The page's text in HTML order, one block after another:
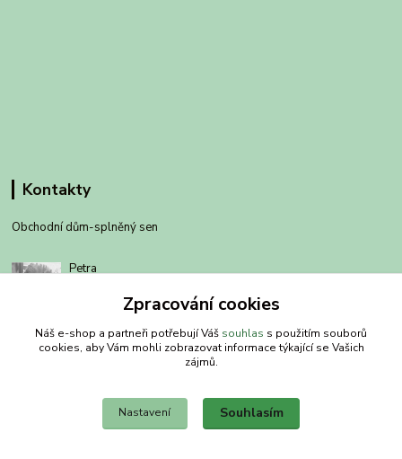
Kontakty
Obchodní dům-splněný sen
Petra
út-pá 8-14 hod
info@splneny-sen.cz
Zpracování cookies
Náš e-shop a partneři potřebují Váš souhlas s použitím souborů
cookies, aby Vám mohli zobrazovat informace týkající se Vašich
zájmů.
Nastavení Souhlasím